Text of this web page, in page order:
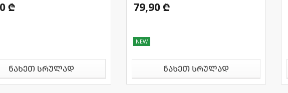
₾
ნახეთ სრულად
79,90 ₾
NEW
ნახეთ სრულად